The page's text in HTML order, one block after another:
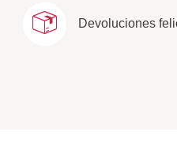
Devoluciones